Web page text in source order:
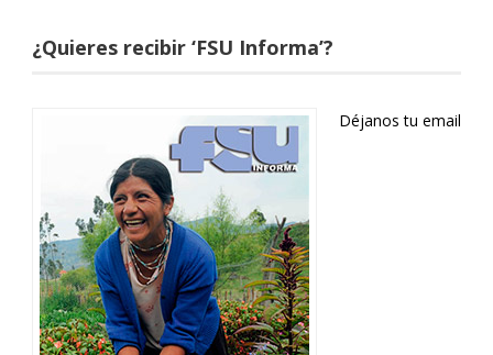
¿Quieres recibir ‘FSU Informa’?
Déjanos tu email